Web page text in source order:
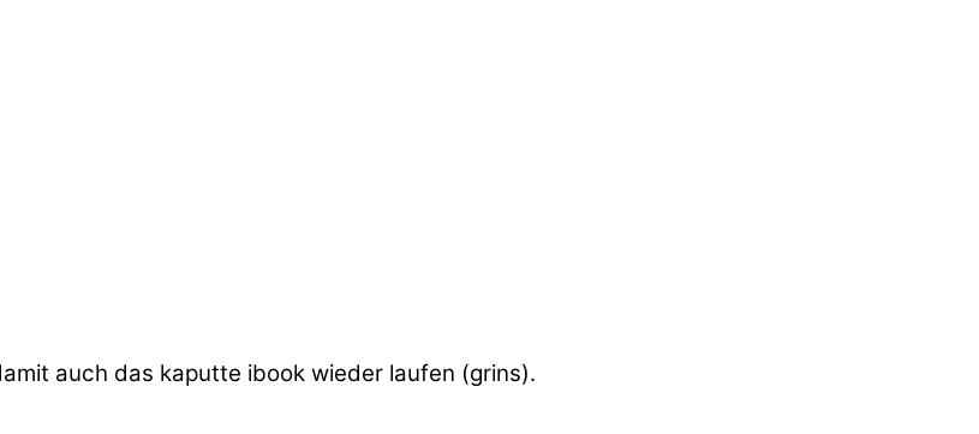
auch das kaputte ibook wieder laufen (grins).